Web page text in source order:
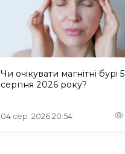
Чи очікувати магнітні бурі 5
серпня 2026 року?
04 сер. 2026 20:54